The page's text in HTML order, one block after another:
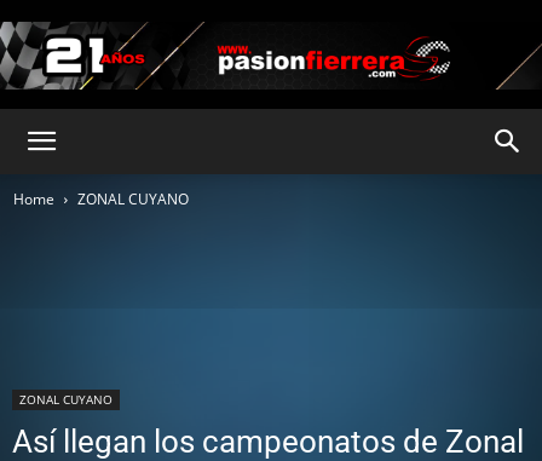
Home ZONAL CUYANO
ZONAL CUYANO
Así llegan los campeonatos de Zonal